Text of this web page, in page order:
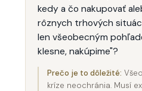
kedy a čo nakupovať
rôznych trhových
len všeobecným
klesne, nakúpime"?
Prečo je to dôležité:
kríze neochránia. Musí